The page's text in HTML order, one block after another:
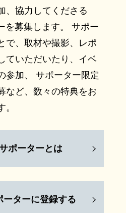
、協力してくださる
を募集します。 サポー
で、取材や撮影、レポ
ていただいたり、イベ
参加、 サポーター限定
など、数々の特典をお
ポーターとは
ーターに登録する